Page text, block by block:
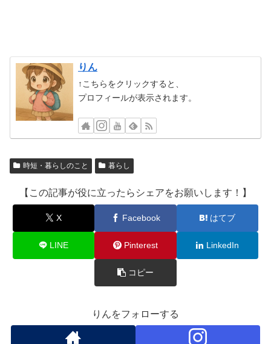
りん
↑こちらをクリックすると、
プロフィールが表示されます。
時短・暮らしのこと 暮らし
【この記事が役に立ったらシェアをお願いします！】
X Facebook はてブ
LINE Pinterest LinkedIn
コピー
りんをフォローする